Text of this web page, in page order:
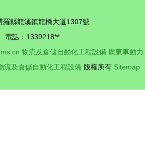
局
羅縣龍溪鎮龍橋大道1307號
電話：1339218**
物流及倉儲自動化工程設備 廣東車動力
流及倉儲自動化工程設備 版權所有 Sitemap